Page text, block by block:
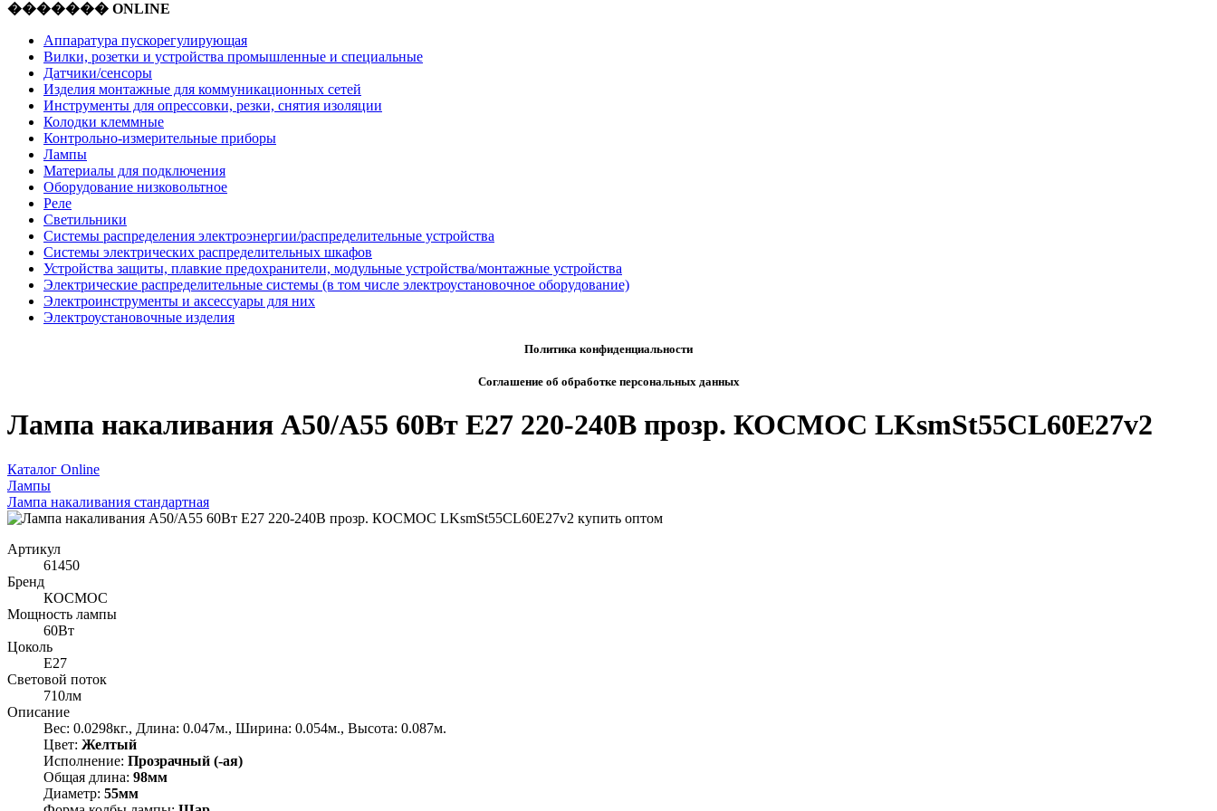
������� ONLINE
Аппаратура пускорегулирующая
Вилки, розетки и устройства промышленные и специальные
Датчики/сенсоры
Изделия монтажные для коммуникационных сетей
Инструменты для опрессовки, резки, снятия изоляции
Колодки клеммные
Контрольно-измерительные приборы
Лампы
Материалы для подключения
Оборудование низковольтное
Реле
Светильники
Системы распределения электроэнергии/распределительные устройства
Системы электрических распределительных шкафов
Устройства защиты, плавкие предохранители, модульные устройства/монтажные устройства
Электрические распределительные системы (в том числе электроустановочное оборудование)
Электроинструменты и аксессуары для них
Электроустановочные изделия
Политика конфиденциальности
Соглашение об обработке персональных данных
Лампа накаливания A50/A55 60Вт E27 220-240В прозр. КОСМОС LKsmSt55CL60E27v2
Каталог Online
Лампы
Лампа накаливания стандартная
Артикул
61450
Бренд
КОСМОС
Мощность лампы
60Вт
Цоколь
E27
Световой поток
710лм
Описание
Вес: 0.0298кг., Длина: 0.047м., Ширина: 0.054м., Высота: 0.087м.
Цвет: Желтый
Исполнение: Прозрачный (-ая)
Общая длина: 98мм
Диаметр: 55мм